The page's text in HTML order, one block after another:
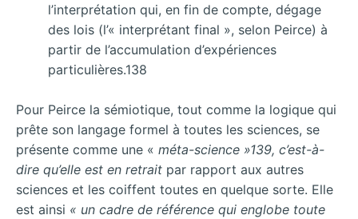
l’interprétation qui, en fin de compte, dégage
des lois (l’« interprétant final », selon Peirce) à
partir de l’accumulation d’expériences
particulières.138
Pour Peirce la sémiotique, tout comme la logique qui
prête son langage formel à toutes les sciences, se
présente comme une « méta-science »139, c’est-à-
dire qu’elle est en retrait par rapport aux autres
sciences et les coiffent toutes en quelque sorte. Elle
est ainsi « un cadre de référence qui englobe toute